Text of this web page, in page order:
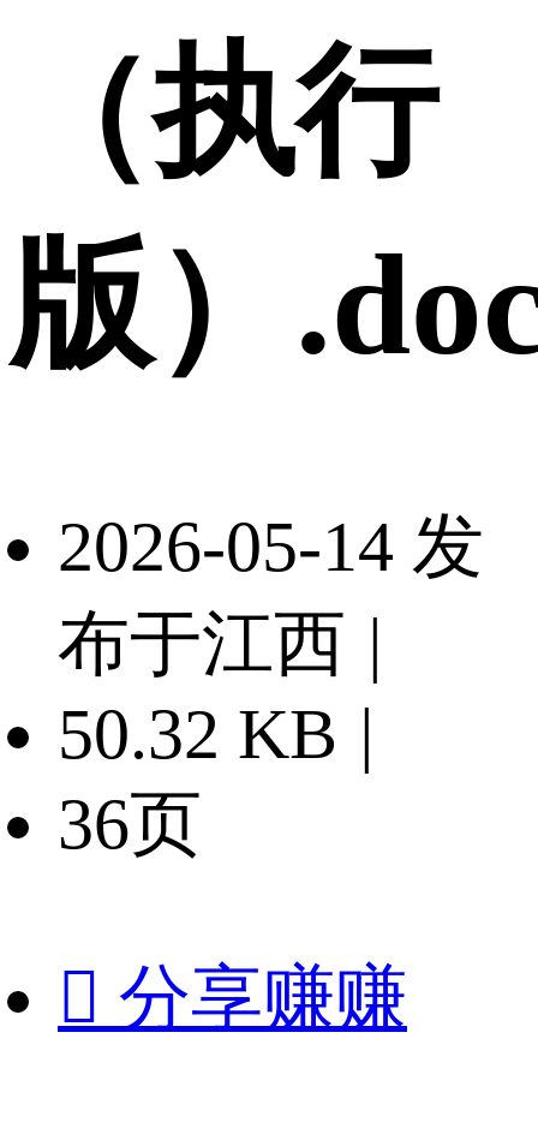
（执行
版）
2026-05-14 发
布于江西 |
50.32 KB |
36页
 分享赚赚